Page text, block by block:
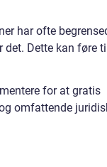
har ofte
det. Dette kan føre
for at gratis
omfattende